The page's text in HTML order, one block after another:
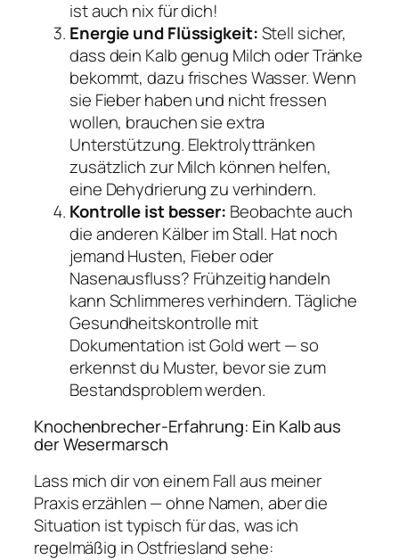
ist auch nix für dich!
Energie und Flüssigkeit:Stell sicher,
dass dein Kalb genug Milch oder Tränke
bekommt, dazu frisches Wasser. Wenn
sie Fieber haben und nicht fressen
wollen, brauchen sie extra
Unterstützung. Elektrolyttränken
zusätzlich zur Milch können helfen,
eine Dehydrierung zu verhindern.
Kontrolle ist besser: Beobachte auch
die anderen Kälber im Stall. Hat noch
jemand Husten, Fieber oder
Nasenausfluss? Frühzeitig handeln
kann Schlimmeres verhindern. Tägliche
Gesundheitskontrolle mit
Dokumentation ist Gold wert — so
erkennst du Muster, bevor sie zum
Bestandsproblem werden.
Knochenbrecher-Erfahrung: Ein Kalb aus
der Wesermarsch
Lass mich dir von einem Fall aus meiner
Praxis erzählen — ohne Namen, aber die
Situation ist typisch für das, was ich
regelmäßig in Ostfriesland sehe: